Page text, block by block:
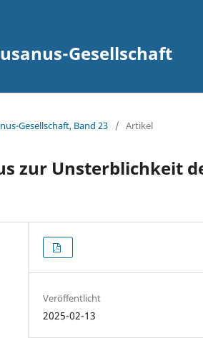
Gesellschaft
Gesellschaft, Band 23 / Artikel
zur Unsterblichkeit
Veröffentlicht
2025-02-13